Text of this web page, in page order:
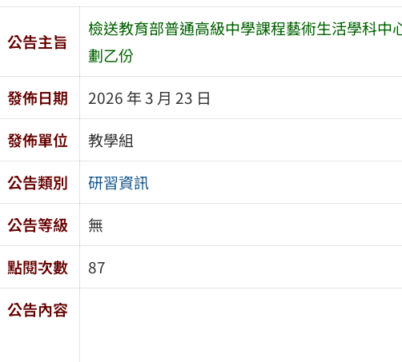
公告主旨
檢送教育部普通高級中學課程藝術生活學科
劃乙份
發佈日期
2026 年 3 月 23 日
發佈單位
教學組
公告類別
研習資訊
公告等級
無
點閱次數
87
公告內容